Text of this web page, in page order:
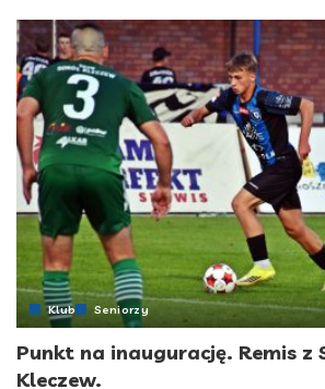
Klub Seniorzy
Punkt na inaugurację. Remis z
Kleczew.